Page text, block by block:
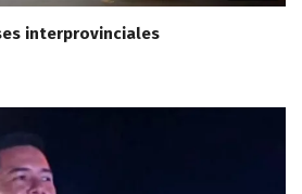
interprovinciales